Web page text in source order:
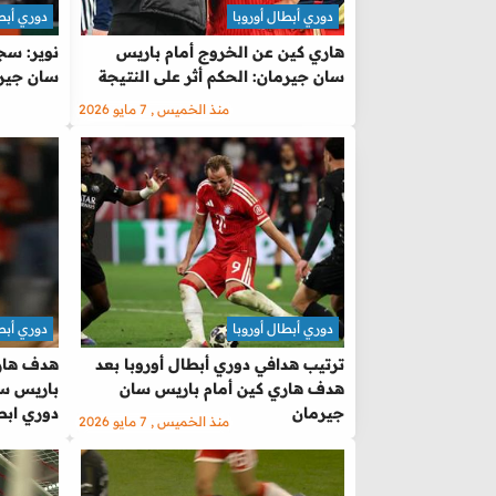
هاري كين عن الخروج أمام باريس
سان جيرمان: الحكم أثر على النتيجة
دوري أبطال أوروبا
منذ الخميس , 7 مايو 2026
نوير:
سان
دوري
ترتيب هدافي دوري أبطال أوروبا بعد
هدف هاري كين أمام باريس سان
جيرمان
دوري أبطال أوروبا
منذ الخميس , 7 مايو 2026
هدف
باريس
دوري
دوري